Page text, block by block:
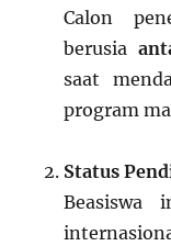
Calon
berusia
saat
program
Status
Beasiswa